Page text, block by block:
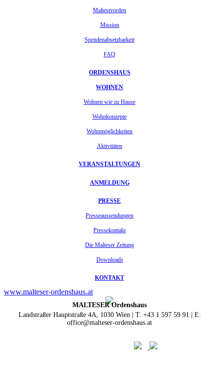
Malteserorden
Mission
Spendenabsetzbarkeit
FAQ
ORDENSHAUS
WOHNEN
Wohnen wie zu Hause
Wohnkonzepte
Wohnmöglichkeiten
Aktivitäten
VERANSTALTUNGEN
ANMELDUNG
PRESSE
Presseaussendungen
Pressekontakt
Die Malteser Zeitung
Downloads
KONTAKT
www.malteser-ordenshaus.at
MALTESER Ordenshaus
Landstraßer Hauptstraße 4A, 1030 Wien | T: +43 1 597 59 91 | E:
office@malteser-ordenshaus.at